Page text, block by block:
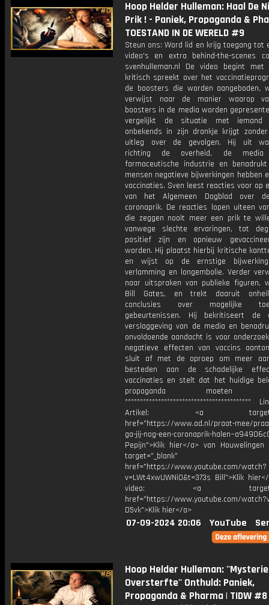
Hoop Helder Hulleman: Haal De
Prik ! - Paniek, Propaganda &
TOESTAND IN DE WERELD #9
Steun ons: Word lid en krijg toegang tot
video's en extra behind-the-scenes
svenhulleman.nl De video begint met
kritisch spreekt over het
de boosters die worden aangeboden,
verwijst naar de manier waarop
boosters in de media worden
vergelijkt de situatie met
onbekends in zijn drankje krijgt
uitleg over de gevolgen. Hij uit
richting de overheid, de
farmaceutische industrie en
mensen negatieve bijwerkingen hebben
vaccinaties. Sven leest reacties voor op
van het Algemeen Dagblad over
coronaprik. De reacties lopen uiteen
die zeggen nooit meer een prik te
vanwege slechte ervaringen, tot
positief zijn en opnieuw
worden. Hij plaatst hierbij kritische
en wijst op de ernstige
verlamming en longembolie. Verder
naar uitspraken van publieke figuren,
Bill Gates, en trekt daaruit
conclusies over mogelijke
gebeurtenissen. Hij bekritiseert de
verslaggeving van de media en
onvoldoende aandacht is voor
negatieve effecten van vaccins
sluit af met de oproep om meer
besteden aan de schadelijke
vaccinaties en stelt dat het huidige
propaganda moeten
******************************************
Artikel: <a
href="https://www.ad.nl/praat-mee/
ga-jij-nog-een-coronaprik-
Pepijn">Klik hier</a> van Houwelingen
target="_blank"
href="https://www.youtube.com/watch?
v=LWt4xwUWNi0&t=373s Bill">Klik
video: <a
href="https://www.youtube.com/
D5vk">Klik hier</a>
07-09-2024 20:06 YouTube
Hoop Helder Hulleman:
Oversterfte'' Onthuld: Paniek,
Propaganda & Pharma | TIDW #8